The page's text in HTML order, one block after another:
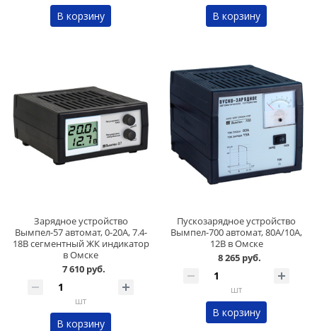
В корзину В корзину
Зарядное устройство
Вымпел-57 автомат, 0-20А, 7.4-
18В сегментный ЖК индикатор
в Омске
7 610 руб.
шт
В корзину
Пускозарядное устройство
Вымпел-700 автомат, 80А/10А,
12В в Омске
8 265 руб.
шт
В корзину